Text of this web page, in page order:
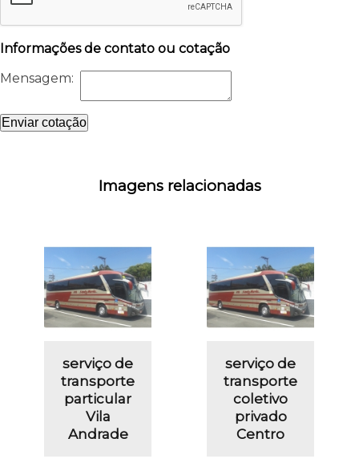
Informações de contato ou cotação
Mensagem:
Enviar cotação
Imagens relacionadas
serviço de
transporte
particular
Vila
Andrade
serviço de
transporte
coletivo
privado
Centro